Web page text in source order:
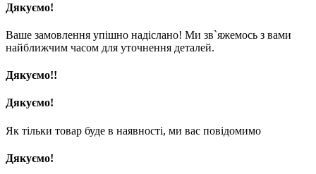
Дякуємо!
Ваше замовлення упішно надіслано! Ми зв`яжемось з вами
найближчим часом для уточнення деталей.
Дякуємо!!
Дякуємо!
Як тільки товар буде в наявності, ми вас повідомимо
Дякуємо!